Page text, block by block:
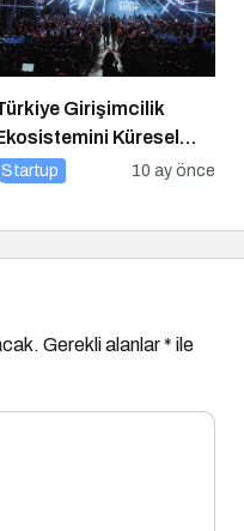
Girişimcilik
Küresel
Taşıyan
Startup 10 ay önce
Gerekli alanlar* ile